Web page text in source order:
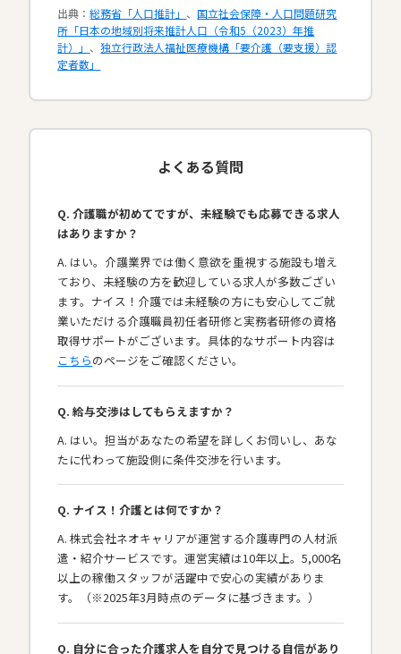
出典：総務省「人口推計」 、国立社会保障・人口問題研究
所「日本の地域別将来推計人口（令和5（2023）年推
計）」 、独立行政法人福祉医療機構「要介護（要支援）認
定者数」
よくある質問
Q. 介護職が初めてですが、未経験でも応募できる求人
はありますか？
A. はい。介護業界では働く意欲を重視する施設も増え
ており、未経験の方を歓迎している求人が多数ござい
ます。ナイス！介護では未経験の方にも安心してご就
業いただける介護職員初任者研修と実務者研修の資格
取得サポートがございます。具体的なサポート内容は
こちらのページをご確認ください。
Q. 給与交渉はしてもらえますか？
A. はい。担当があなたの希望を詳しくお伺いし、あな
たに代わって施設側に条件交渉を行います。
Q. ナイス！介護とは何ですか？
A. 株式会社ネオキャリアが運営する介護専門の人材派
遣・紹介サービスです。運営実績は10年以上。5,000名
以上の稼働スタッフが活躍中で安心の実績がありま
す。（※2025年3月時点のデータに基づきます。）
Q. 自分に合った介護求人を自分で見つける自信があり